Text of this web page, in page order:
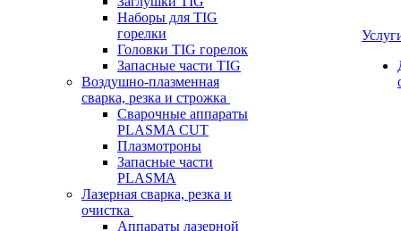
Наборы для TIG
горелки
Головки TIG горелок
Запасные части TIG
Воздушно-плазменная
сварка, резка и строжка
Сварочные аппараты
PLASMA CUT
Плазмотроны
Запасные части
PLASMA
Лазерная сварка, резка и
очистка
Аппараты лазерной